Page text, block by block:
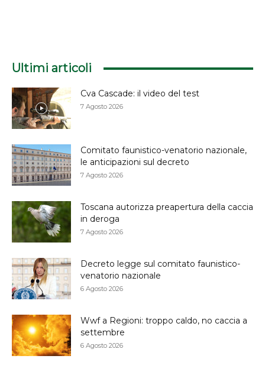
Ultimi articoli
Cva Cascade: il video del test
7 Agosto 2026
Comitato faunistico-venatorio nazionale,
le anticipazioni sul decreto
7 Agosto 2026
Toscana autorizza preapertura della caccia
in deroga
7 Agosto 2026
Decreto legge sul comitato faunistico-
venatorio nazionale
6 Agosto 2026
Wwf a Regioni: troppo caldo, no caccia a
settembre
6 Agosto 2026